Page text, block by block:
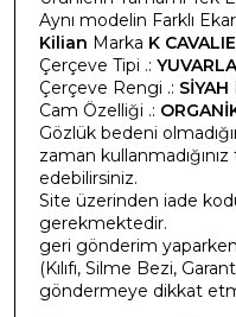
Aynı modelin Farklı
Kilian Marka K
Çerçeve Tipi .:
Çerçeve Rengi .: SİYAH
Cam Özelliği .:
Gözlük bedeni
zaman
edebilirsiniz.
Site üzerinden iade
gerekmektedir.
geri gönderim
(Kılıfı, Silme Bezi,
göndermeye dikkat